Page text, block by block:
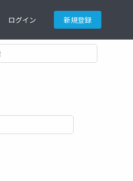
ログイン 新規登録